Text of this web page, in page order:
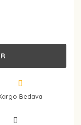
Bedava